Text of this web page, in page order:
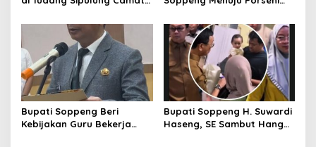
Tuai Tanda Tanya
Sportivitas dan Harumkan
Nama Bumi Latemmamala
Bupati Soppeng Beri
Kebijakan Guru Bekerja
Bupati Soppeng H. Suwardi
Haseng, SE Sambut Hangat